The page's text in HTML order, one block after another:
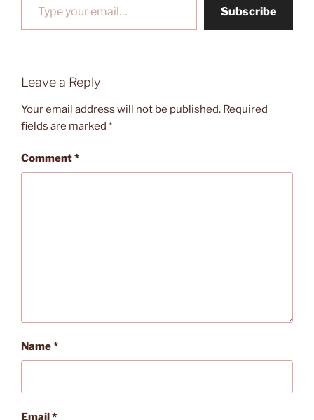
Subscribe
Leave a Reply
Your email address will not be published. Required
fields are marked *
Comment*
Name*
Email*